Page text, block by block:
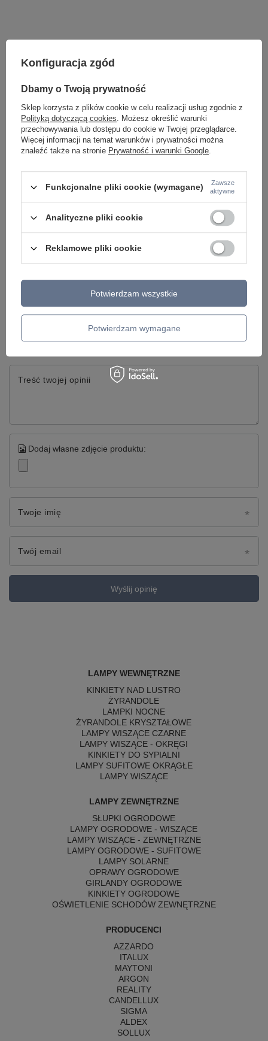
Potrzebujesz pomocy? Masz pytania lub
szybko i przygotujemy indywidualną ofertę
dopasowaną do Ciebie..
Napisz do nas
Model znajdziesz w kategoriach
Napisz swoją opinię
Twoja ocena:
5/5
Treść twojej opinii
Dodaj własne zdjęcie produktu:
Twoje imię
Twój email
Wyślij opinię
LAMPY WEWNĘTRZNE
KINKIETY NAD LUSTRO
ŻYRANDOLE
LAMPKI NOCNE
ŻYRANDOLE KRYSZTAŁOWE
LAMPY WISZĄCE CZARNE
LAMPY WISZĄCE - OKRĘGI
KINKIETY DO SYPIALNI
LAMPY SUFITOWE OKRĄGŁE
LAMPY WISZĄCE
LAMPY ZEWNĘTRZNE
SŁUPKI OGRODOWE
LAMPY OGRODOWE - WISZĄCE
LAMPY WISZĄCE - ZEWNĘTRZNE
LAMPY OGRODOWE - SUFITOWE
LAMPY SOLARNE
OPRAWY OGRODOWE
GIRLANDY OGRODOWE
KINKIETY OGRODOWE
OŚWIETLENIE SCHODÓW ZEWNĘTRZNE
PRODUCENCI
AZZARDO
ITALUX
MAYTONI
ARGON
REALITY
CANDELLUX
SIGMA
ALDEX
SOLLUX
Konfiguracja zgód
Dbamy o Twoją prywatność
Sklep korzysta z plików cookie w celu realizacji usług zgodnie z
Polityką dotyczącą cookies. Możesz określić warunki
przechowywania lub dostępu do cookie w Twojej przeglądarce.
Więcej informacji na temat warunków i prywatności można
znaleźć także na stronie Prywatność i warunki Google.
Funkcjonalne pliki cookie (wymagane)
Zawsze
aktywne
Analityczne pliki cookie
Reklamowe pliki cookie
Potwierdzam wymagane
Potwierdzam wszystkie